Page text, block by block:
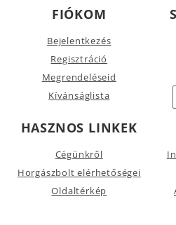
FIÓKOM
Bejelentkezés
Regisztráció
Megrendeléseid
Kívánságlista
HASZNOS LINKEK
Cégünkről
Horgászbolt elérhetőségei
Oldaltérkép